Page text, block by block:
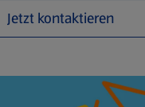
Jetzt kontaktieren